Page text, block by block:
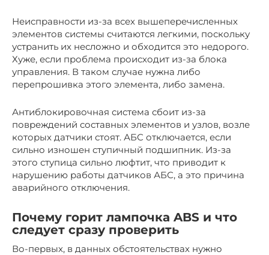
Неисправности из-за всех вышеперечисленных
элементов системы считаются легкими, поскольку
устранить их несложно и обходится это недорого.
Хуже, если проблема происходит из-за блока
управления. В таком случае нужна либо
перепрошивка этого элемента, либо замена.
Антиблокировочная система сбоит из-за
повреждений составных элементов и узлов, возле
которых датчики стоят. АБС отключается, если
сильно изношен ступичный подшипник. Из-за
этого ступица сильно люфтит, что приводит к
нарушению работы датчиков АБС, а это причина
аварийного отключения.
Почему горит лампочка ABS и что
следует сразу проверить
Во-первых, в данных обстоятельствах нужно